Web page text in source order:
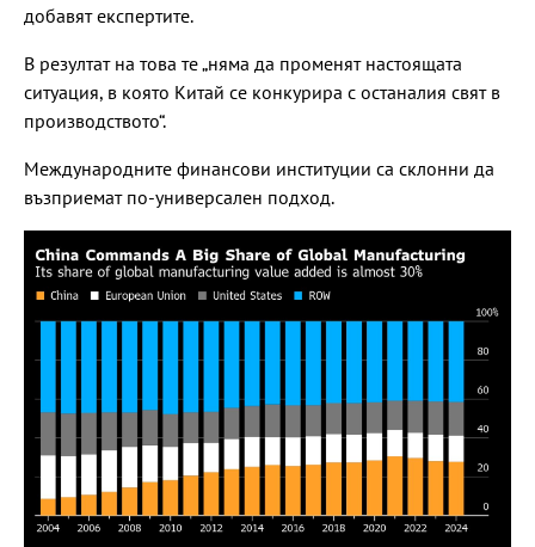
добавят експертите.
В резултат на това те „няма да променят настоящата
ситуация, в която Китай се конкурира с останалия свят в
производството“.
Международните финансови институции са склонни да
възприемат по-универсален подход.